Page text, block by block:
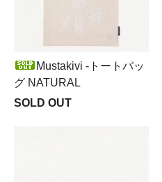
Mustakivi -トートバッ
グ NATURAL
SOLD OUT